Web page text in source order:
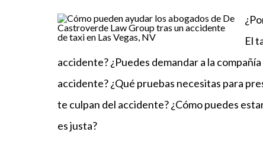
El
accidente? ¿Puedes demandar a la
accidente? ¿Qué pruebas necesitas para
te culpan del accidente? ¿Cómo puedes
es justa?